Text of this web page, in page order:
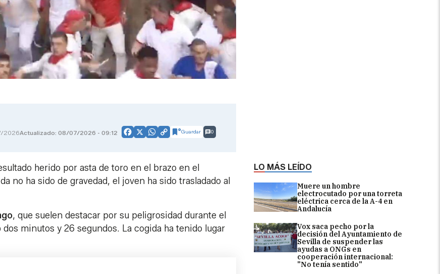
LO MÁS LEÍDO
Muere un hombre
electrocutado por una torreta
eléctrica cerca de la A-4 en
Andalucía
Vox saca pecho por la
decisión del Ayuntamiento de
Sevilla de suspender las
ayudas a ONGs en
cooperación internacional:
"No tenía sentido"
2026Actualizado: 08/07/2026 - 09:12 Facebook
X WhatsApp
CopyGuardar 0
herido por asta de toro en el brazo en el
no ha sido de gravedad, el joven ha sido trasladado al
, que suelen destacar por su peligrosidad durante el
minutos y 26 segundos. La cogida ha tenido lugar